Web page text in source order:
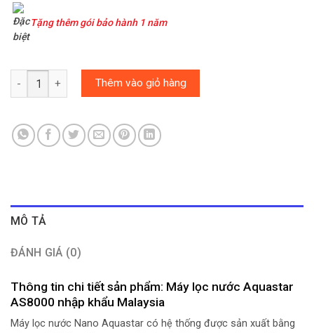
Tặng thêm gói bảo hành 1 năm
MÁY LỌC NƯỚC NANO AQUASTAR AS8000 số lượng
Thêm vào giỏ hàng
MÔ TẢ
ĐÁNH GIÁ (0)
Thông tin chi tiết sản phẩm: Máy lọc nước Aquastar
AS8000 nhập khẩu Malaysia
Máy lọc nước Nano Aquastar có hệ thống được sản xuất bằng